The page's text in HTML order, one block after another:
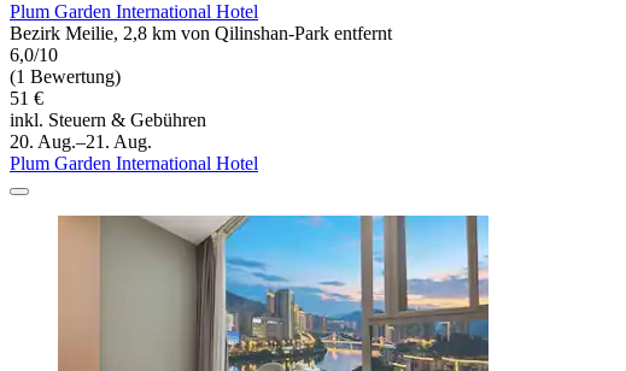
Plum Garden International Hotel
Bezirk Meilie, 2,8 km von Qilinshan-Park entfernt
6,0/10
(1 Bewertung)
51 €
inkl. Steuern & Gebühren
20. Aug.–21. Aug.
Plum Garden International Hotel